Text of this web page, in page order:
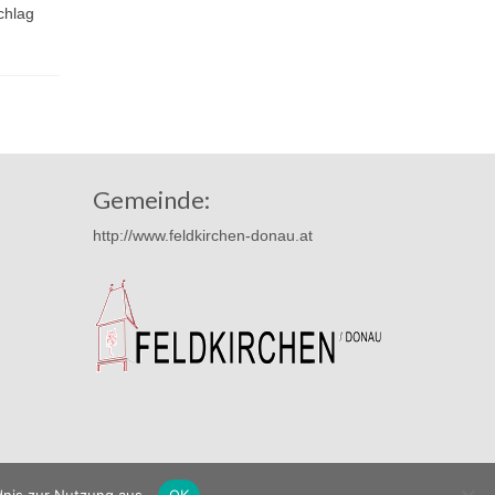
Gemeinde:
http://www.feldkirchen-donau.at